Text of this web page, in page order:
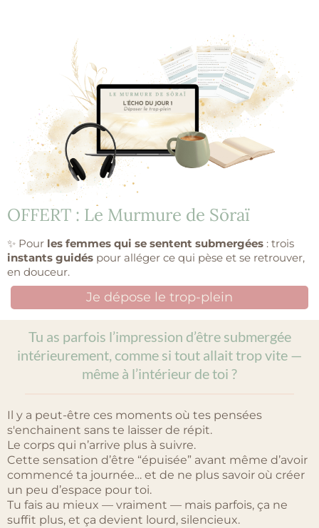
OFFERT : Le Murmure de Sōraï
✨ Pour les femmes qui se sentent submergées : trois
instants guidés pour alléger ce qui pèse et se retrouver,
en douceur.
Je dépose le trop-plein
Tu as parfois l’impression d’être submergée
intérieurement, comme si tout allait trop vite —
même à l’intérieur de toi ?
Il y a peut-être ces moments où tes pensées
s'enchainent sans te laisser de répit.
Le corps qui n’arrive plus à suivre.
Cette sensation d’être “épuisée” avant même d’avoir
commencé ta journée… et de ne plus savoir où créer
un peu d’espace pour toi.
Tu fais au mieux — vraiment — mais parfois, ça ne
suffit plus, et ça devient lourd, silencieux.